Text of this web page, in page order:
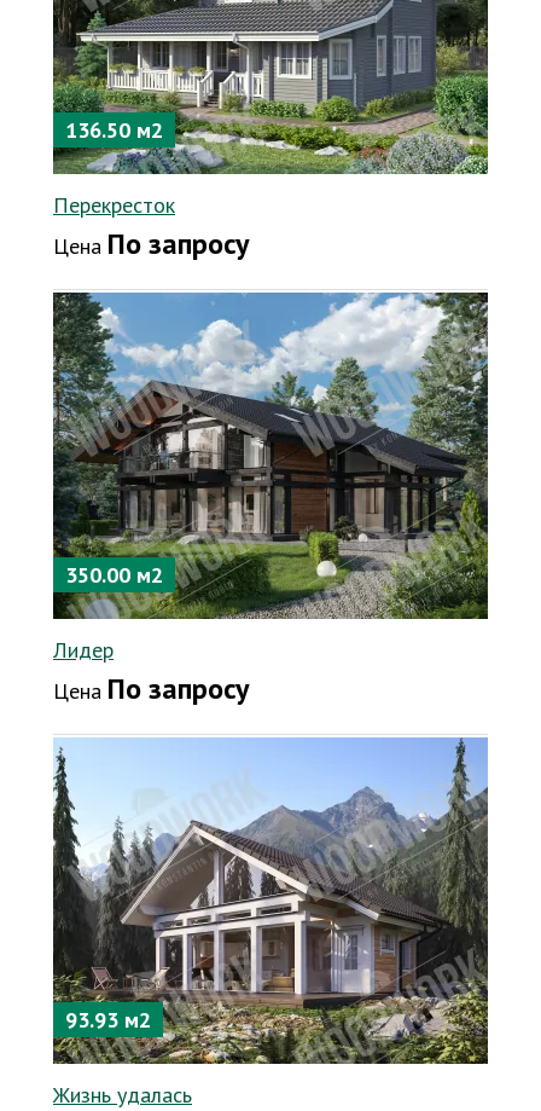
136.50 м2
Перекресток
Цена По запросу
350.00 м2
Лидер
Цена По запросу
93.93 м2
Жизнь удалась